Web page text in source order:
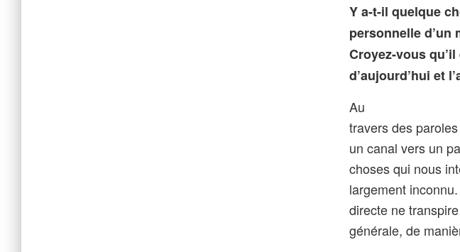
Y a-t-il quelque
personnelle d’un
Croyez-vous
d’aujourd’hui et
Au
travers des
un canal vers un
choses qui nous
largement
directe ne
générale, de